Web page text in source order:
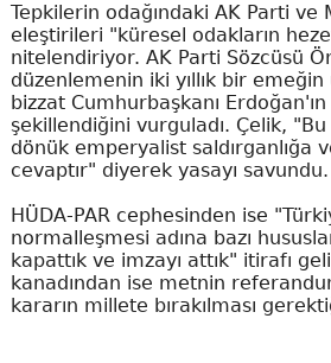
Tepkilerin odağındaki AK Parti ve
eleştirileri "küresel odakların
nitelendiriyor. AK Parti Sözcüsü
düzenlemenin iki yıllık bir
bizzat Cumhurbaşkanı
şekillendiğini vurguladı. Çelik,
dönük emperyalist saldırganlığa
cevaptır" diyerek yasayı savundu.
HÜDA-PAR cephesinden ise
normalleşmesi adına bazı
kapattık ve imzayı attık" itirafı
kanadından ise metnin
kararın millete bırakılması